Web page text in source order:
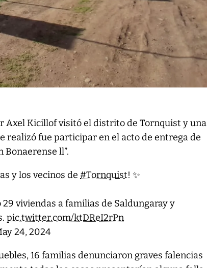
Axel Kicillof visitó el distrito de Tornquist y una
realizó fue participar en el acto de entrega de
Bonaerense ll”.
y los vecinos de #Tornquist! ✨
viviendas a familias de Saldungaray y
pic.twitter.com/ktDReI2rPn
24, 2024
16 familias denunciaron graves falencias